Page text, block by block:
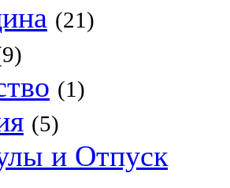
(21)
(1)
(5)
и Отпуск